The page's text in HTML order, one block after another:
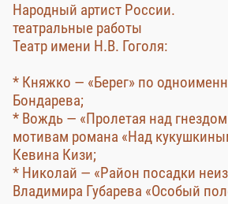
Народный артист России.
театральные работы
Театр имени Н.В. Гоголя:
* Княжко — «Берег» по
Бондарева;
* Вождь — «Пролетая над
мотивам романа «Над
Кевина Кизи;
* Николай — «Район посадки
Владимира Губарева «Особый